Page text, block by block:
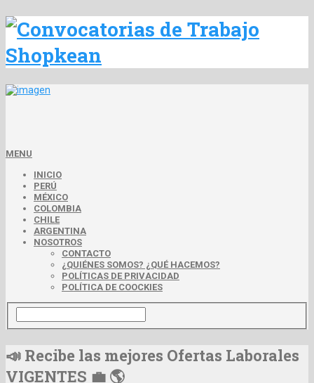
MENU
INICIO
PERÚ
MÉXICO
COLOMBIA
CHILE
ARGENTINA
NOSOTROS
CONTACTO
¿QUIÉNES SOMOS? ¿QUÉ HACEMOS?
POLÍTICAS DE PRIVACIDAD
POLÍTICA DE COOCKIES
📣 Recibe las mejores Ofertas Laborales
VIGENTES 💼 🌎